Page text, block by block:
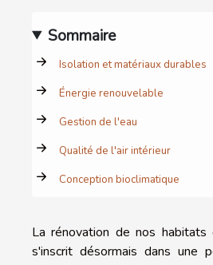
Sommaire
Isolation et matériaux durables
Énergie renouvelable
Gestion de l'eau
Qualité de l'air intérieur
Conception bioclimatique
La rénovation de nos habitats
s'inscrit désormais dans une